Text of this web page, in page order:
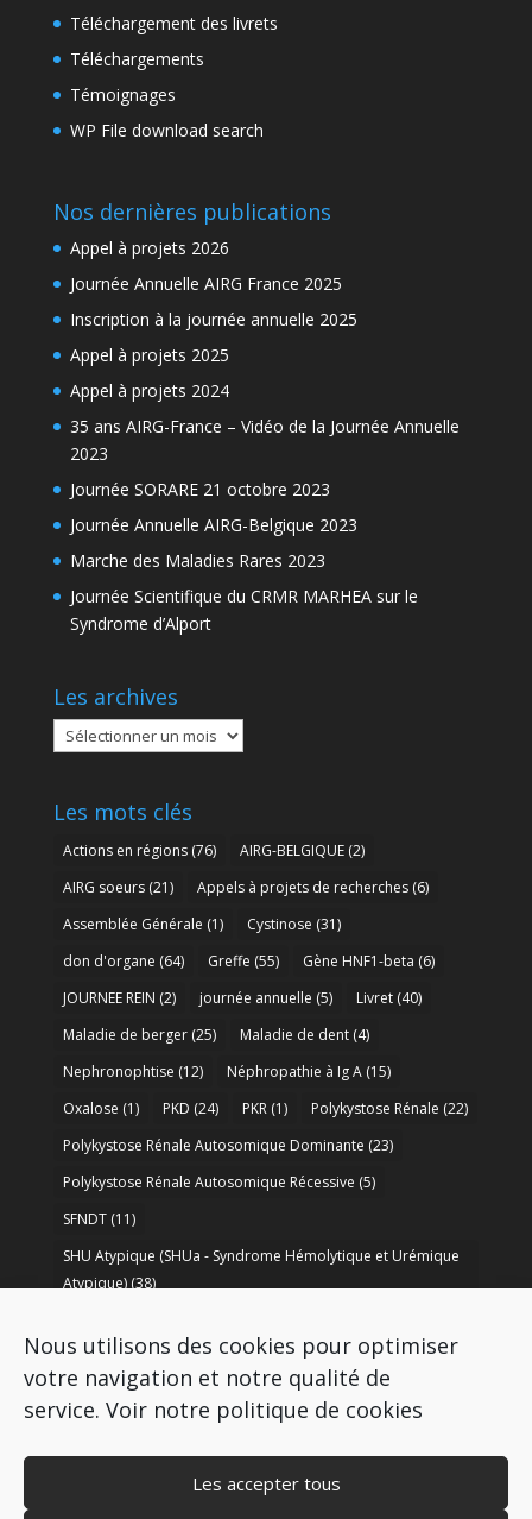
Nous utilisons des cookies pour optimiser
votre navigation et notre qualité de
service. Voir notre politique de cookies
Les accepter tous
Téléchargement des livrets
Téléchargements
Témoignages
WP File download search
Nos dernières publications
Appel à projets 2026
Journée Annuelle AIRG France 2025
Inscription à la journée annuelle 2025
Appel à projets 2025
Appel à projets 2024
35 ans AIRG-France – Vidéo de la Journée Annuelle
2023
Journée SORARE 21 octobre 2023
Journée Annuelle AIRG-Belgique 2023
Marche des Maladies Rares 2023
Journée Scientifique du CRMR MARHEA sur le
Syndrome d’Alport
Les archives
Les
archives
Les mots clés
Actions en régions(76) AIRG-BELGIQUE(2)
AIRG soeurs(21) Appels à projets de recherches(6)
Assemblée Générale (1) Cystinose (31)
don d'organe (64) Greffe (55) Gène HNF1-beta (6)
JOURNEE REIN (2) journée annuelle (5) Livret(40)
Maladie de berger(25) Maladie de dent(4)
Nephronophtise (12) Néphropathie à Ig A(15)
Oxalose (1) PKD (24) PKR(1) Polykystose Rénale (22)
Polykystose Rénale Autosomique Dominante (23)
Polykystose Rénale Autosomique Récessive (5)
SFNDT(11)
SHU Atypique (SHUa - Syndrome Hémolytique et Urémique
Atypique)(38)
Syndrome de Bartter(8) Syndrome d’Alport(37)